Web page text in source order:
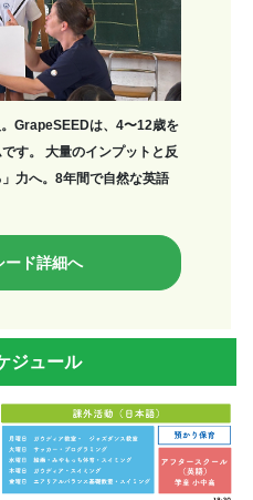
GrapeSEEDは、4〜12歳を
す。 大量のインプットと反
力へ。8年間で自然な英語
ード詳細へ
ジュール